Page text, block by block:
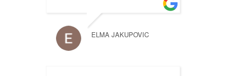
ELMA JAKUPOVIC